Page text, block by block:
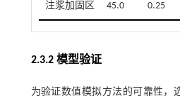
注浆加固区 45.0 0.25
2.3.2 模型验证
为验证数值模拟方法的可靠性，